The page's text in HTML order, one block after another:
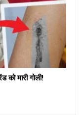
मारी गोली!